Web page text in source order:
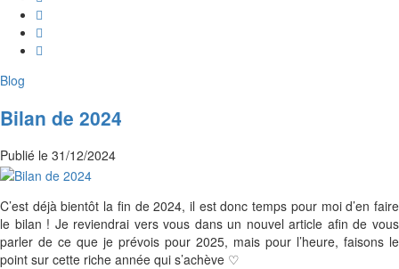
Blog
Bilan de 2024
Publié le 31/12/2024
C’est déjà bientôt la fin de 2024, il est donc temps pour moi d’en faire
le bilan ! Je reviendrai vers vous dans un nouvel article afin de vous
parler de ce que je prévois pour 2025, mais pour l’heure, faisons le
point sur cette riche année qui s’achève ♡